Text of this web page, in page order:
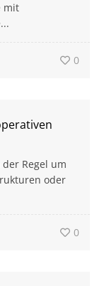
mit
0
Regel um
oder
0